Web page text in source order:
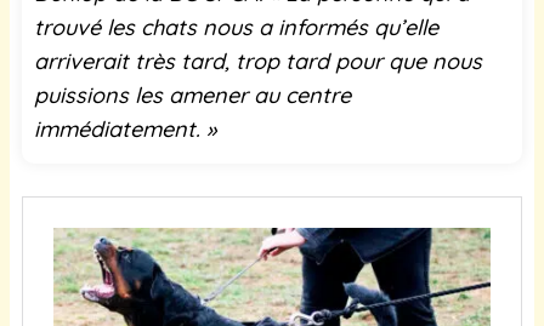
trouvé les chats nous a informés qu’elle
arriverait très tard, trop tard pour que nous
puissions les amener au centre
immédiatement. »